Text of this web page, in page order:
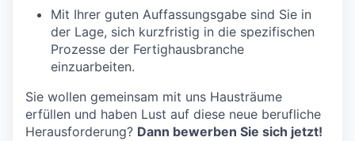
Mit Ihrer guten Auffassungsgabe sind Sie in
der Lage, sich kurzfristig in die spezifischen
Prozesse der Fertighausbranche
einzuarbeiten.
Sie wollen gemeinsam mit uns Hausträume
erfüllen und haben Lust auf diese neue berufliche
Herausforderung? Dann bewerben Sie sich jetzt!